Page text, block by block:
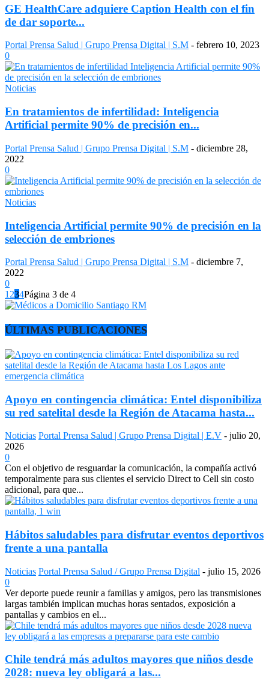
GE HealthCare adquiere Caption Health con el fin
de dar soporte...
Portal Prensa Salud | Grupo Prensa Digital | S.M - febrero 10, 2023
0
Noticias
En tratamientos de infertilidad: Inteligencia
Artificial permite 90% de precisión en...
Portal Prensa Salud | Grupo Prensa Digital | S.M - diciembre 28,
2022
0
Noticias
Inteligencia Artificial permite 90% de precisión en la
selección de embriones
Portal Prensa Salud | Grupo Prensa Digital | S.M - diciembre 7,
2022
0
1 234Página 3 de 4
ÚLTIMAS PUBLICACIONES
Apoyo en contingencia climática: Entel disponibiliza
su red satelital desde la Región de Atacama hasta...
Noticias Portal Prensa Salud | Grupo Prensa Digital | E.V - julio 20,
2026
0
Con el objetivo de resguardar la comunicación, la compañía activó
temporalmente para sus clientes el servicio Direct to Cell sin costo
adicional, para que...
Hábitos saludables para disfrutar eventos deportivos
frente a una pantalla
Noticias Portal Prensa Salud / Grupo Prensa Digital - julio 15, 2026
0
Ver deporte puede reunir a familias y amigos, pero las transmisiones
largas también implican muchas horas sentados, exposición a
pantallas y cambios en el...
Chile tendrá más adultos mayores que niños desde
2028: nueva ley obligará a las...